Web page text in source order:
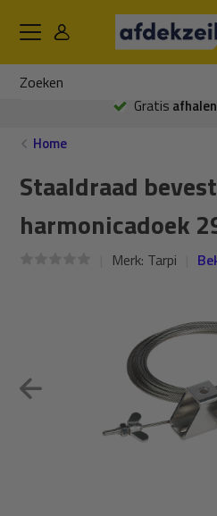
Gratis
Home
Staaldraad
harmonicadoek
Merk: Tarpi